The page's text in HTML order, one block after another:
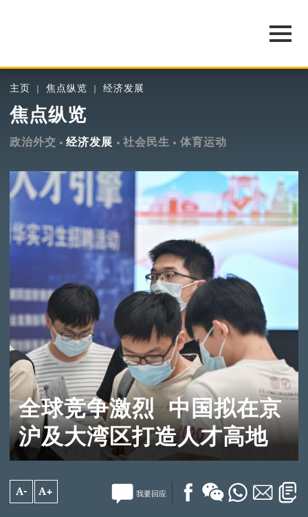
主页 焦点纵览 经济发展
焦点纵览
政治外交 经济发展 社会民生 体育运动
全球竞争激烈 中国拟在京
沪及大湾区打造人才高地
A- A+ 我要回应